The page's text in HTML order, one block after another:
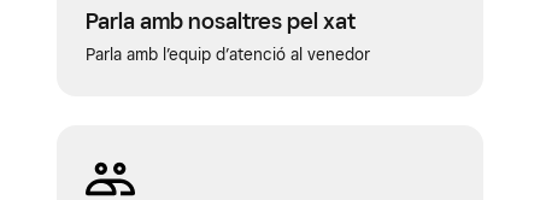
Parla amb nosaltres pel xat
Parla amb l’equip d’atenció al venedor